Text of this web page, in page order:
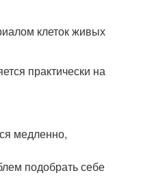
клеток живых
практически на
медленно,
подобрать себе